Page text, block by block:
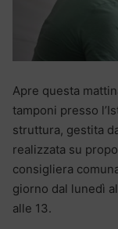
Apre questa
tamponi presso
struttura, gestita
realizzata su
consigliera
giorno dal lunedì
alle 13.